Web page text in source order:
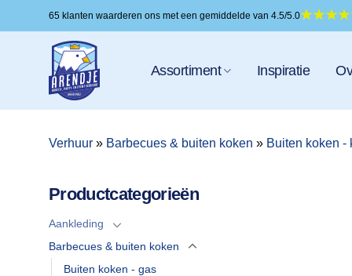
naar
65 klanten waarderen ons met een gemiddelde van 4.5/5.0
Assortiment Inspiratie
Verhuur » Barbecues & buiten koken » Buiten koken -
Productcategorieën
Aankleding
Barbecues & buiten koken
Buiten koken - gas